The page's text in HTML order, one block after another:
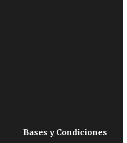
Bases y Condiciones